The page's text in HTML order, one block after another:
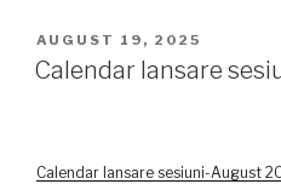
POSTED
ON
AUGUST 19, 2025
Calendar lansare
Calendar lansare sesiuni-August